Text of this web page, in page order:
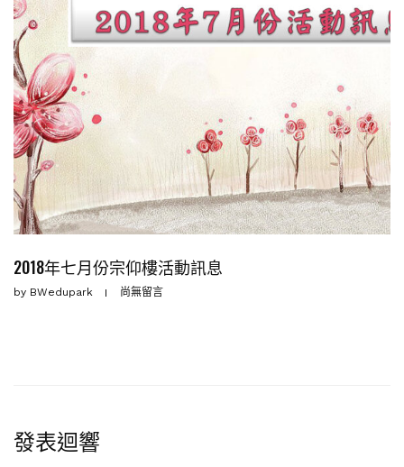
2018年七月份宗仰樓活動訊息
by BWedupark 尚無留言
發表迴響